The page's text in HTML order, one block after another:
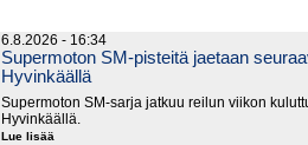
6.8.2026 - 16:34
Supermoton SM-pisteitä jaetaan
Hyvinkäällä
Supermoton SM-sarja jatkuu reilun viikon
Hyvinkäällä.
Lue lisää